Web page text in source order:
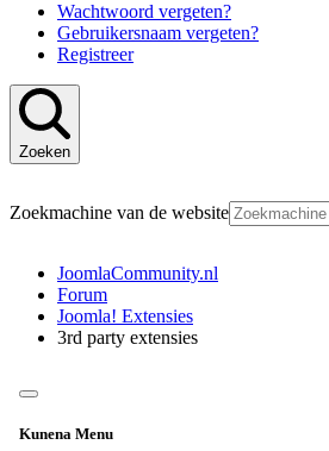
Wachtwoord vergeten?
Gebruikersnaam vergeten?
Registreer
Zoeken
Zoekmachine van de website
JoomlaCommunity.nl
Forum
Joomla! Extensies
3rd party extensies
Kunena Menu